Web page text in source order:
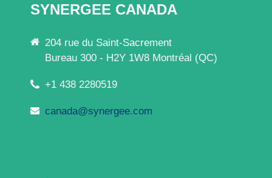
SYNERGEE CANADA
204 rue du Saint-Sacrement
Bureau 300 - H2Y 1W8 Montréal (QC)
+1 438 2280519
canada@synergee.com